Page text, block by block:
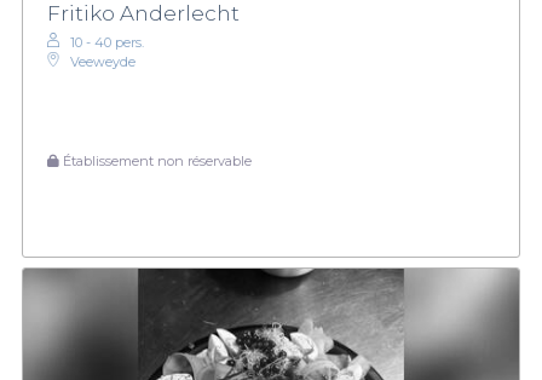
Fritiko Anderlecht
10 - 40 pers.
Veeweyde
Établissement non réservable